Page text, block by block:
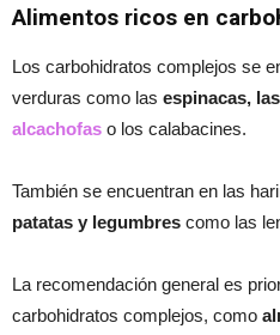
Alimentos ricos en
Los carbohidratos complejos se
verduras como las espinacas,
alcachofas o los calabacines.
También se encuentran en las
patatas y legumbres como las
La recomendación general es
carbohidratos complejos, como